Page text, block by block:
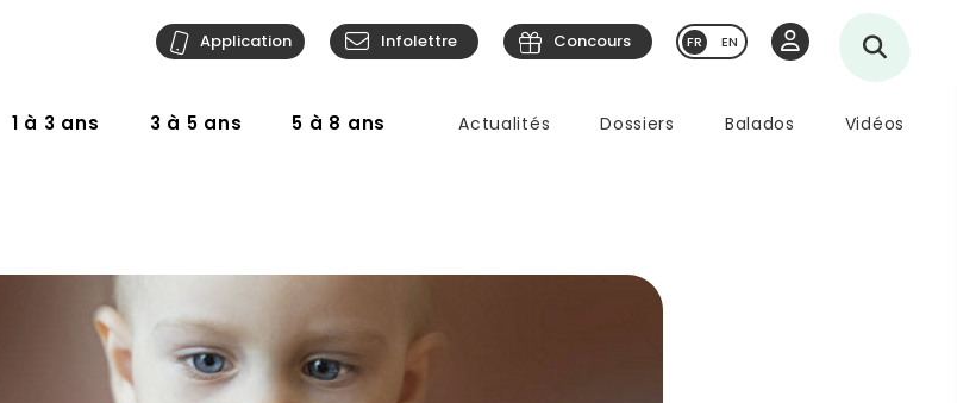
1 à 3 ans 3 à 5 ans 5 à 8 ans Actualités Dossiers Balados Vidéos
Application Infolettre Concours EN